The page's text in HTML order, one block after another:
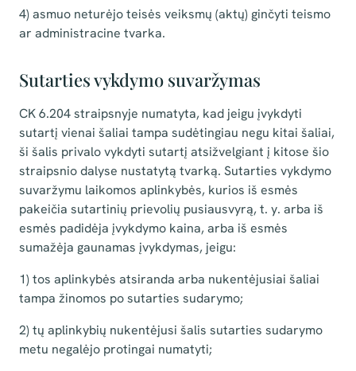
4) asmuo neturėjo teisės veiksmų (aktų) ginčyti teismo
ar administracine tvarka.
Sutarties vykdymo suvaržymas
CK 6.204 straipsnyje numatyta, kad jeigu įvykdyti
sutartį vienai šaliai tampa sudėtingiau negu kitai šaliai,
ši šalis privalo vykdyti sutartį atsižvelgiant į kitose šio
straipsnio dalyse nustatytą tvarką. Sutarties vykdymo
suvaržymu laikomos aplinkybės, kurios iš esmės
pakeičia sutartinių prievolių pusiausvyrą, t. y. arba iš
esmės padidėja įvykdymo kaina, arba iš esmės
sumažėja gaunamas įvykdymas, jeigu:
1) tos aplinkybės atsiranda arba nukentėjusiai šaliai
tampa žinomos po sutarties sudarymo;
2) tų aplinkybių nukentėjusi šalis sutarties sudarymo
metu negalėjo protingai numatyti;